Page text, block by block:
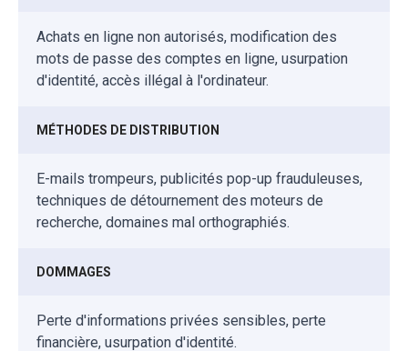
Achats en ligne non autorisés, modification des
mots de passe des comptes en ligne, usurpation
d'identité, accès illégal à l'ordinateur.
MÉTHODES DE DISTRIBUTION
E-mails trompeurs, publicités pop-up frauduleuses,
techniques de détournement des moteurs de
recherche, domaines mal orthographiés.
DOMMAGES
Perte d'informations privées sensibles, perte
financière, usurpation d'identité.